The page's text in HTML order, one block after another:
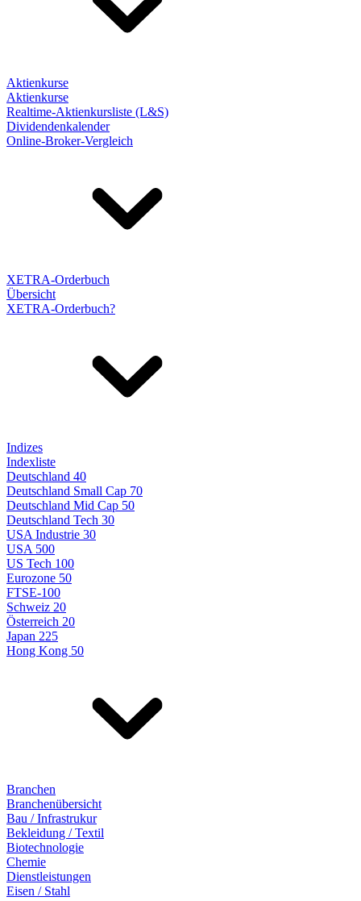
Aktienkurse
Aktienkurse
Realtime-Aktienkursliste (L&S)
Dividendenkalender
Online-Broker-Vergleich
XETRA-Orderbuch
Übersicht
XETRA-Orderbuch?
Indizes
Indexliste
Deutschland 40
Deutschland Small Cap 70
Deutschland Mid Cap 50
Deutschland Tech 30
USA Industrie 30
USA 500
US Tech 100
Eurozone 50
FTSE-100
Schweiz 20
Österreich 20
Japan 225
Hong Kong 50
Branchen
Branchenübersicht
Bau / Infrastrukur
Bekleidung / Textil
Biotechnologie
Chemie
Dienstleistungen
Eisen / Stahl